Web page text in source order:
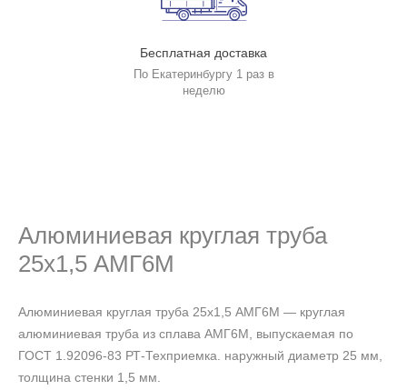
Бесплатная доставка
По Екатеринбургу 1 раз в
неделю
Алюминиевая круглая труба
25х1,5 АМГ6М
Алюминиевая круглая труба 25х1,5 АМГ6М — круглая
алюминиевая труба из сплава АМГ6М, выпускаемая по
ГОСТ 1.92096-83 РТ-Техприемка. наружный диаметр 25 мм,
толщина стенки 1,5 мм.